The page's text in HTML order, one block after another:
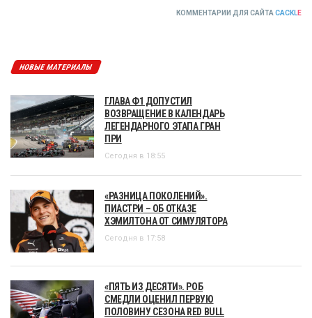
КОММЕНТАРИИ ДЛЯ САЙТА CACKLE
НОВЫЕ МАТЕРИАЛЫ
ГЛАВА Ф1 ДОПУСТИЛ
ВОЗВРАЩЕНИЕ В КАЛЕНДАРЬ
ЛЕГЕНДАРНОГО ЭТАПА ГРАН
ПРИ
Сегодня в 18:55
«РАЗНИЦА ПОКОЛЕНИЙ».
ПИАСТРИ – ОБ ОТКАЗЕ
ХЭМИЛТОНА ОТ СИМУЛЯТОРА
Сегодня в 17:58
«ПЯТЬ ИЗ ДЕСЯТИ». РОБ
СМЕДЛИ ОЦЕНИЛ ПЕРВУЮ
ПОЛОВИНУ СЕЗОНА RED BULL